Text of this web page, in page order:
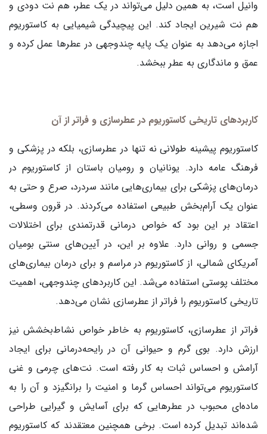
وانیل است، به همین دلیل می‌تواند در یک عطر، هم نت دودی و
هم نت شیرین ایجاد کند. این پیچیدگی شیمیایی به کاستوریوم
اجازه می‌دهد به عنوان یک پایه چندوجهی در عطرها عمل کرده و
عمق و ماندگاری به عطر ببخشد.
کاربردهای تاریخی کاستوریوم در عطرسازی و فراتر از آن
کاستوریوم پیشینه طولانی نه تنها در عطرسازی، بلکه در پزشکی و
فرهنگ عامه دارد. یونانیان و رومیان باستان از کاستوریوم در
درمان‌های پزشکی برای بیماری‌هایی مانند سردرد، صرع و حتی به
عنوان یک آرام‌بخش طبیعی استفاده می‌کردند. در قرون وسطی،
اعتقاد بر این بود که خواص درمانی قدرتمندی برای اختلالات
جسمی و روانی دارد. علاوه بر این، در آیین‌های سنتی بومیان
آمریکای شمالی، از کاستوریوم در مراسم و برای درمان بیماری‌های
مختلف پوستی استفاده می‌شد. این کاربردهای چندوجهی، اهمیت
تاریخی کاستوریوم را فراتر از عطرسازی نشان می‌دهد.
فراتر از عطرسازی، کاستوریوم به خاطر خواص نشاط‌بخشش نیز
ارزش دارد. بوی گرم و حیوانی آن در رایحه‌درمانی برای ایجاد
آرامش و احساس ثبات به کار رفته است. نت‌های چرمی و غنی
کاستوریوم می‌تواند احساس گرما و امنیت را برانگیزد و آن را به
ماده‌ای محبوب در عطرهایی که برای آسایش و گیرایی طراحی
شده‌اند تبدیل کرده است. برخی همچنین معتقدند که کاستوریوم